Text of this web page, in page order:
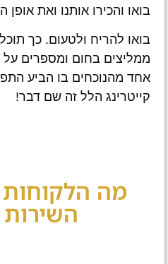
בואו והכירו אותנו ואת
בואו להריח ולטעום. כך
ממליצים בחום ומספרים על
אחד מהנוכחים בו הביע
קייטרינג הלל זה שם דבר!
מה